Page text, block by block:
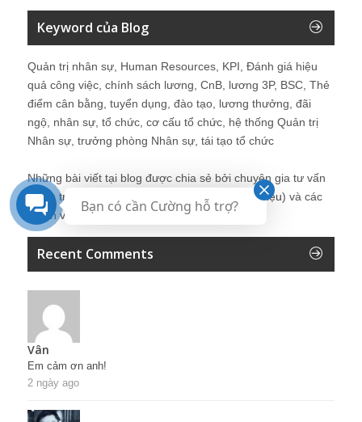
Keyword của Blog
Quản trị nhân sự, Human Resources, KPI, Đánh giá hiệu
quả công việc, chính sách lương, CnB, lương 3P, BSC, Thẻ
điểm cân bằng, tuyển dụng, đào tạo, lương thưởng, đãi
ngộ, nhân sự, tổ chức, cơ cấu tổ chức, hệ thống Quản trị
Nhân sự, trưởng phòng Nhân sự, tái tạo tổ chức
Những bài viết tại blog được chia sẻ bởi chuyên gia tư vấn
Quản trị Nhân sự Nguyễn Hùng Cường (
giới thiệu) và các
thành viên khác trong cộng đồng Nhân sự.
Recent Comments
Vân
Em cảm ơn anh!
2 ngày ago
Bạn có cần Cường hỗ trợ?